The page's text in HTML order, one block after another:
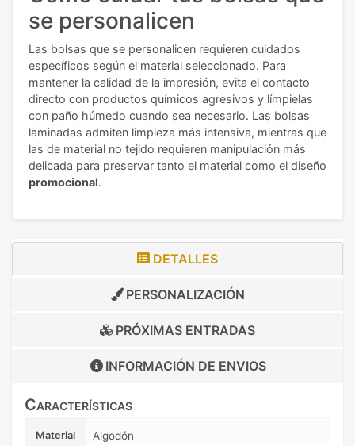
se personalicen
Las bolsas que se personalicen requieren cuidados
específicos según el material seleccionado. Para
mantener la calidad de la impresión, evita el contacto
directo con productos químicos agresivos y límpielas
con paño húmedo cuando sea necesario. Las bolsas
laminadas admiten limpieza más intensiva, mientras que
las de material no tejido requieren manipulación más
delicada para preservar tanto el material como el diseño
promocional.
DETALLES
PERSONALIZACIÓN
PRÓXIMAS ENTRADAS
INFORMACIÓN DE ENVIOS
Características
Material Algodón